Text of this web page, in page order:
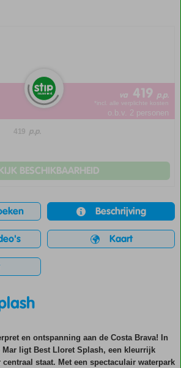
va 419 p.p.
*incl. alle verplichte kosten
o.b.v. 2 personen
419 p.p.
BESCHIKBAARHEID
Beschrijving
Kaart
en ontspanning aan de Costa Brava! In
Mar ligt Best Lloret Splash, een kleurrijk
staat. Met een spectaculair waterpark